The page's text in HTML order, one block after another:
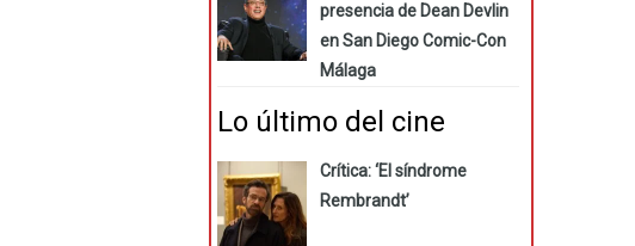
presencia de Dean Devlin
en San Diego Comic-Con
Málaga
Lo último del cine
Crítica: ‘El síndrome
Rembrandt’